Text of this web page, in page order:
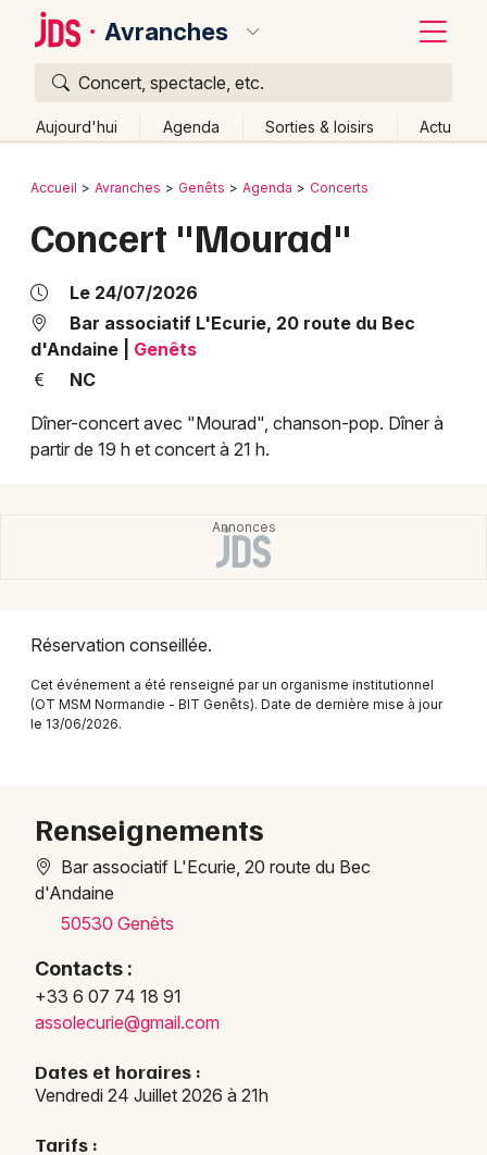
Avranches
Concert, spectacle, etc.
Aujourd'hui Agenda Sorties & loisirs Actu
Publier un événement
Grands événements
Activité & Expérience
Manifestations
Sports
Soirées
Sorties & loisirs
Concerts dans la Manche
Concerts en Normandie
Newsletter des sorties
Bordeaux
Lille
Lyon
Mulhouse
Strasbourg
Toulouse
Retour
Accueil Avranches Genêts Agenda Concerts
Concert "Mourad"
Le 24/07/2026
Bar associatif L'Ecurie, 20 route du Bec
d'Andaine
Genêts
NC
Dîner-concert avec "Mourad", chanson-pop. Dîner à
partir de 19 h et concert à 21 h.
Réservation conseillée.
Cet événement a été renseigné par un organisme institutionnel
(OT MSM Normandie - BIT Genêts). Date de dernière mise à jour
le 13/06/2026.
Renseignements
Bar associatif L'Ecurie, 20 route du Bec
d'Andaine
50530 Genêts
Contacts :
+33 6 07 74 18 91
assolecurie@gmail.com
Dates et horaires :
Vendredi 24 Juillet 2026 à 21h
Tarifs :
Quoi ?
Où ?
Basse-Normandie
Partout
Près de moi
Quand ?
Effacer les dates
Aujourd'hui
Demain